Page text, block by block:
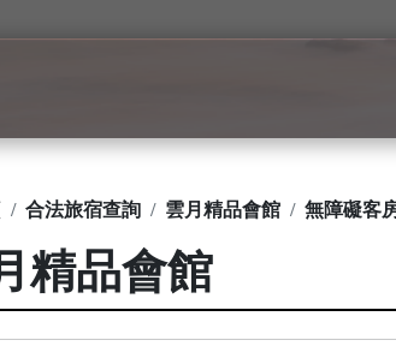
合法旅宿查詢 雲月精品會館 無障礙客
精品會館